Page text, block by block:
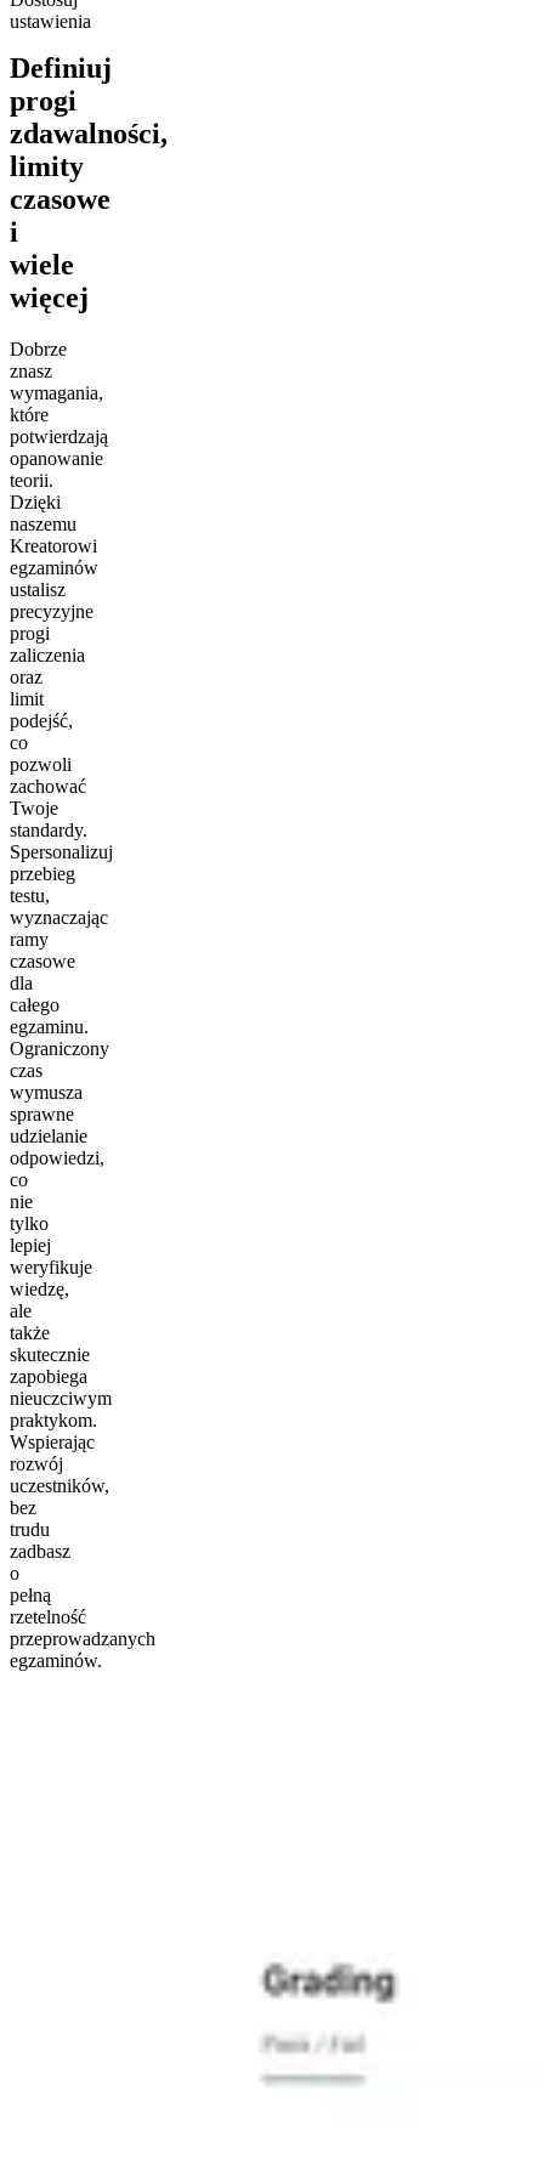
ustawienia
Definiuj
progi
zdawalności,
limity
czasowe
i
wiele
więcej
Dobrze
znasz
wymagania,
które
potwierdzają
opanowanie
teorii.
Dzięki
naszemu
Kreatorowi
egzaminów
ustalisz
precyzyjne
progi
zaliczenia
oraz
limit
podejść,
co
pozwoli
zachować
Twoje
standardy.
Spersonalizuj
przebieg
testu,
wyznaczając
ramy
czasowe
dla
całego
egzaminu.
Ograniczony
czas
wymusza
sprawne
udzielanie
odpowiedzi,
co
nie
tylko
lepiej
weryfikuje
wiedzę,
ale
także
skutecznie
zapobiega
nieuczciwym
praktykom.
Wspierając
rozwój
uczestników,
bez
trudu
zadbasz
o
pełną
rzetelność
przeprowadzanych
egzaminów.